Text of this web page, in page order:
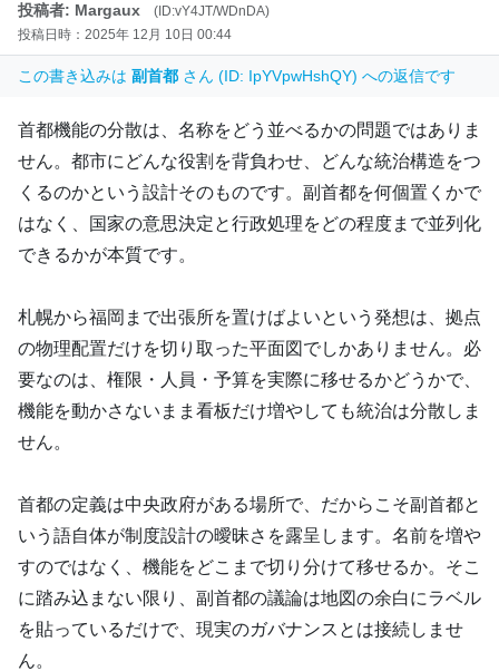
投稿者: Margaux
(ID:vY4JT/WDnDA)
投稿日時：2025年 12月 10日 00:44
この書き込みは 副首都 さん (ID: IpYVpwHshQY) への返信です
首都機能の分散は、名称をどう並べるかの問題ではありま
せん。都市にどんな役割を背負わせ、どんな統治構造をつ
くるのかという設計そのものです。副首都を何個置くかで
はなく、国家の意思決定と行政処理をどの程度まで並列化
できるかが本質です。
札幌から福岡まで出張所を置けばよいという発想は、拠点
の物理配置だけを切り取った平面図でしかありません。必
要なのは、権限・人員・予算を実際に移せるかどうかで、
機能を動かさないまま看板だけ増やしても統治は分散しま
せん。
首都の定義は中央政府がある場所で、だからこそ副首都と
いう語自体が制度設計の曖昧さを露呈します。名前を増や
すのではなく、機能をどこまで切り分けて移せるか。そこ
に踏み込まない限り、副首都の議論は地図の余白にラベル
を貼っているだけで、現実のガバナンスとは接続しませ
ん。